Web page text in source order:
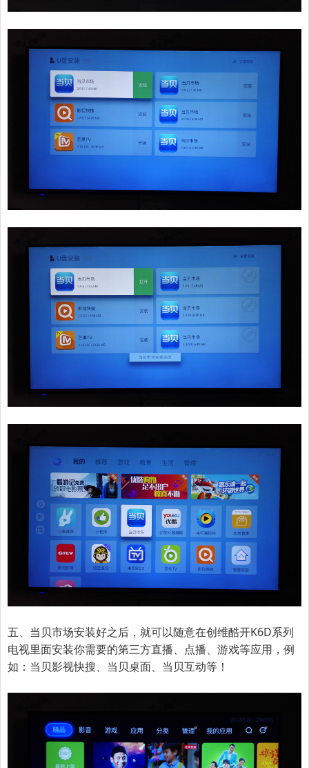
五、当贝市场安装好之后，就可以随意在创维酷开K6D系列
电视里面安装你需要的第三方直播、点播、游戏等应用，例
如：当贝影视快搜、当贝桌面、当贝互动等！